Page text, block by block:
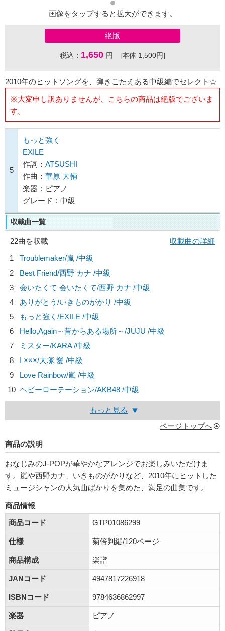
画像をタップすると拡大ができます。
絶版
税込： 1,650 円 [本体 1,500円]
2010年のヒットソングを、弾きごたえある中級編でセレクト☆
※大変申し訳ありませんが、こちらの商品は絶版でございま
す。
5
もっと強く
EXILE
作詞： ATSUSHI
作曲： 華原 大輔
楽器：ピアノ
グレード：中級
収載曲一覧
22曲を収載
収載曲の詳細
1
Troublemaker/嵐 /中級
2
Best Friend/西野 カナ /中級
3
会いたくて 会いたくて/西野 カナ /中級
4
ありがとう/いきものがかり /中級
5
もっと強く/EXILE /中級
6
Hello,Again～昔からある場所～/JUJU /中級
7
ミスター/KARA/中級
8
I ×××/大塚 愛 /中級
9
Love Rainbow/嵐 /中級
10 ヘビーローテーション/AKB48 /中級
もっと見る
ページトップへ
商品の説明
おなじみのJ-POPが華やかなアレンジでお楽しみいただけま
す。嵐や西野カナ、いきものがかりなど、2010年にヒットした
ミュージシャンの人気曲ばかりを集めた、満足の曲集です。
商品情報
商品コード
GTP01086299
仕様 菊倍判縦/120ページ
商品構成 楽譜
JANコード 4947817226918
ISBNコード 9784636862997
楽器 ピアノ